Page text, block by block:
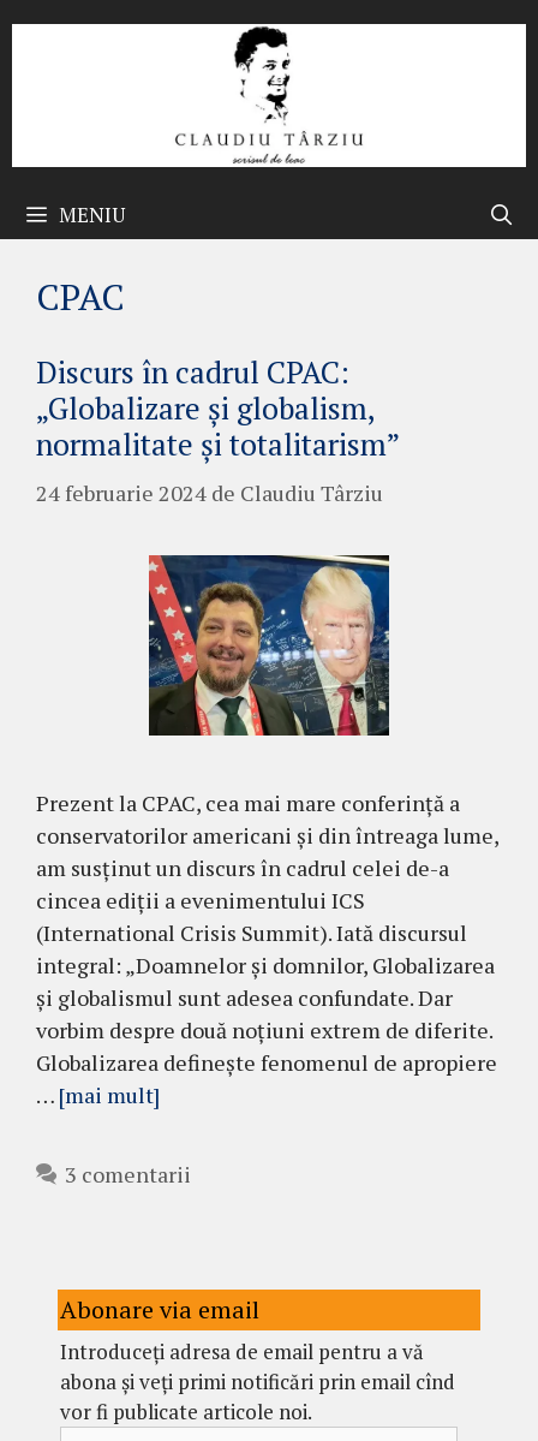
MENIU
CPAC
Discurs în cadrul CPAC:
„Globalizare și globalism,
normalitate și totalitarism”
24 februarie 2024 de Claudiu Târziu
Prezent la CPAC, cea mai mare conferință a
conservatorilor americani și din întreaga lume,
am susținut un discurs în cadrul celei de-a
cincea ediții a evenimentului ICS
(International Crisis Summit). Iată discursul
integral: „Doamnelor și domnilor, Globalizarea
și globalismul sunt adesea confundate. Dar
vorbim despre două noțiuni extrem de diferite.
Globalizarea definește fenomenul de apropiere
… [mai mult]
3 comentarii
Abonare via email
Introduceți adresa de email pentru a vă
abona și veți primi notificări prin email cînd
vor fi publicate articole noi.